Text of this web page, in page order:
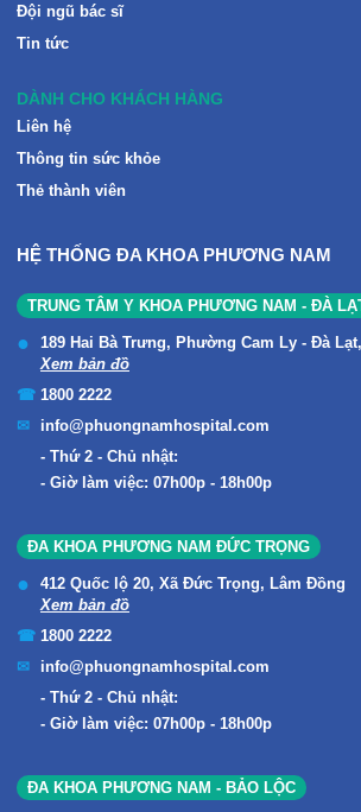
Đội ngũ bác sĩ
Tin tức
DÀNH CHO KHÁCH HÀNG
Liên hệ
Thông tin sức khỏe
Thẻ thành viên
HỆ THỐNG ĐA KHOA PHƯƠNG NAM
TRUNG TÂM Y KHOA PHƯƠNG NAM - ĐÀ
189 Hai Bà Trưng, Phường Cam Ly - Đà
Xem bản đồ
1800 2222
info@phuongnamhospital.com
Thứ 2 - Chủ nhật:
Giờ làm việc: 07h00p - 18h00p
ĐA KHOA PHƯƠNG NAM ĐỨC TRỌNG
412 Quốc lộ 20, Xã Đức Trọng, Lâm Đồng
Xem bản đồ
1800 2222
info@phuongnamhospital.com
Thứ 2 - Chủ nhật:
Giờ làm việc: 07h00p - 18h00p
ĐA KHOA PHƯƠNG NAM - BẢO LỘC